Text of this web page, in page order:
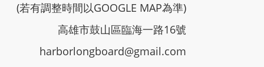
(若有調整時間以GOOGLE MAP為準)
高雄市鼓山區臨海一路16號
harborlongboard@gmail.com